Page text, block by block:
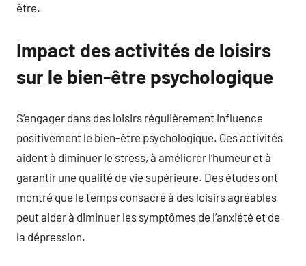
être.
Impact des activités de loisirs
sur le bien-être psychologique
S’engager dans des loisirs régulièrement influence
positivement le bien-être psychologique. Ces activités
aident à diminuer le stress, à améliorer l’humeur et à
garantir une qualité de vie supérieure. Des études ont
montré que le temps consacré à des loisirs agréables
peut aider à diminuer les symptômes de l’anxiété et de
la dépression.